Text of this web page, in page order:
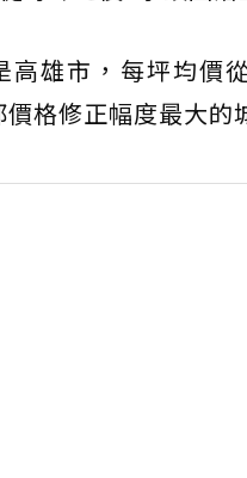
高雄市，每坪均價
格修正幅度最大的